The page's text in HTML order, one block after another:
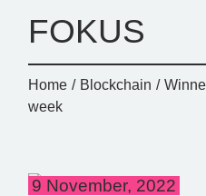
FOKUS
Home Blockchain
week
9 November, 2022